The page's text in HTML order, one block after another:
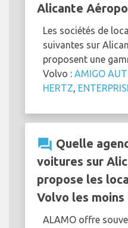
Alicante
Les sociétés de
suivantes sur
proposent une
Volvo : AMIGO
HERTZ,
question_answer Quelle
voitures sur
propose les
Volvo les moins
ALAMO offre